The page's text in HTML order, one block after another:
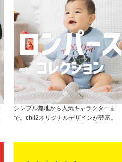
シンプル無地から人気キャラクターま
で。chil2オリジナルデザインが豊富。